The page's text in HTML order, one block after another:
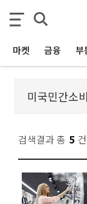
마켓 금융 부
검색결과 총 5 건